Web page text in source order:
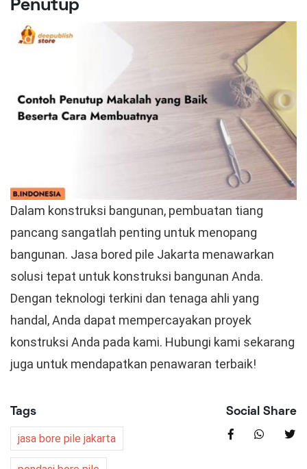
Penutup
Dalam konstruksi bangunan, pembuatan tiang
pancang sangatlah penting untuk menopang
bangunan. Jasa bored pile Jakarta menawarkan
solusi tepat untuk konstruksi bangunan Anda.
Dengan teknologi terkini dan tenaga ahli yang
handal, Anda dapat mempercayakan proyek
konstruksi Anda pada kami. Hubungi kami sekarang
juga untuk mendapatkan penawaran terbaik!
Tags
jasa bore pile jakarta
Social Share